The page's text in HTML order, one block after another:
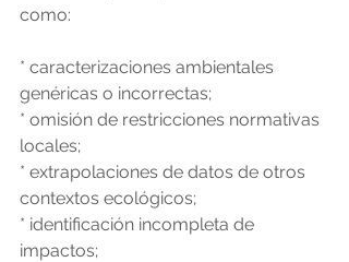
como:
* caracterizaciones ambientales
genéricas o incorrectas;
* omisión de restricciones normativas
locales;
* extrapolaciones de datos de otros
contextos ecológicos;
* identificación incompleta de
impactos;